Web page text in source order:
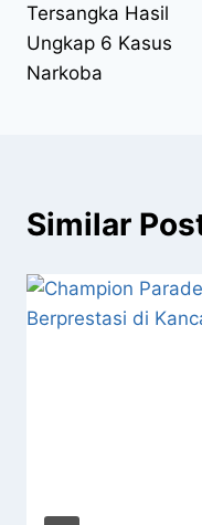
Tersangka Hasil
Ungkap 6 Kasus
Narkoba
Similar